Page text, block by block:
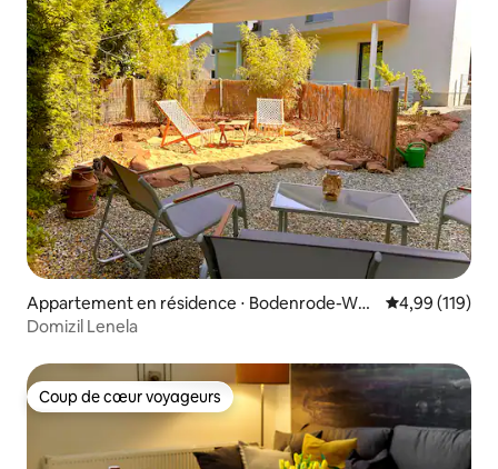
Appartement en résidence ⋅ Bodenrode-Wes
thausen
Évaluation
4,99 (119)
Domizil Lenela
Coup de cœur voyageurs
Coup de cœur voyageurs